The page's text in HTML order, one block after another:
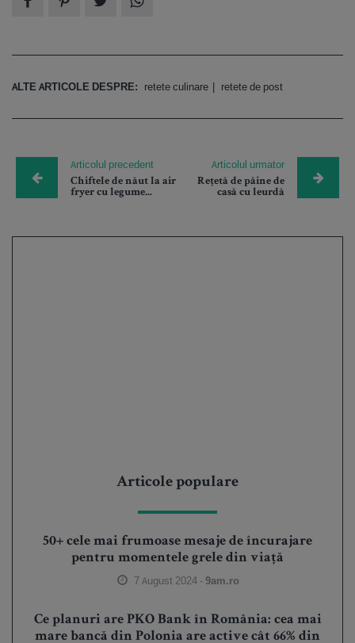
ALTE ARTICOLE DESPRE: retete culinare retete de post
Articolul precedent
Chiftele de năut la air
fryer cu legume...
Articolul urmator
Rețetă de pâine de
casă cu leurdă
Articole populare
50+ cele mai frumoase mesaje de încurajare
pentru momentele grele din viață
7 August 2024 -9am.ro
Ce planuri are PKO Bank în România: cea mai
mare bancă din Polonia are active cât 66% din